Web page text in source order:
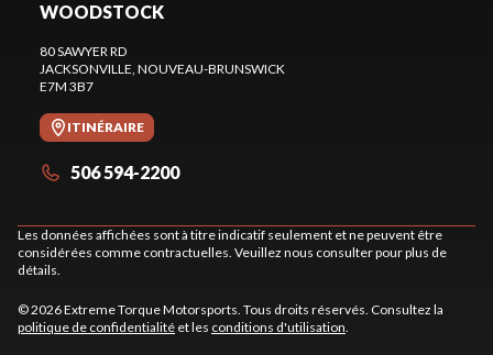
WOODSTOCK
80 SAWYER RD
JACKSONVILLE, NOUVEAU-BRUNSWICK
E7M 3B7
ITINÉRAIRE
506 594-2200
Les données affichées sont à titre indicatif seulement et ne peuvent être
considérées comme contractuelles. Veuillez nous consulter pour plus de
détails.
© 2026 Extreme Torque Motorsports. Tous droits réservés. Consultez la
politique de confidentialité et les conditions d'utilisation.